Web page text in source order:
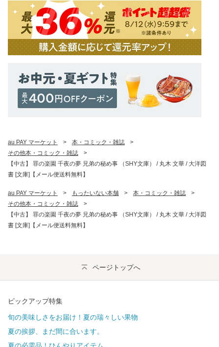
au PAY マーケット > 本・コミック・雑誌
>
その他本・コミック・雑誌
>
【中古】 罪の楽園 千夜の夢 兄弟の秘め事 （SHY文庫） / 丸木 文華 / 大洋図
書 [文庫]【メール便送料無料】
au PAY マーケット > もったいない本舗 > 本・コミック・雑誌
>
その他本・コミック・雑誌
>
【中古】 罪の楽園 千夜の夢 兄弟の秘め事 （SHY文庫） / 丸木 文華 / 大洋図
書 [文庫]【メール便送料無料】
ページトップへ
ピックアップ特集
旬の美味しさをお届け！夏の瑞々しい果物
夏の挨拶、まだ間に合います。